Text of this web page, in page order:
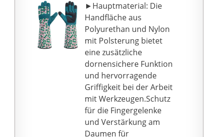
►Hauptmaterial: Die
Handfläche aus
Polyurethan und Nylon
mit Polsterung bietet
eine zusätzliche
dornensichere Funktion
und hervorragende
Griffigkeit bei der Arbeit
mit Werkzeugen.Schutz
für die Fingergelenke
und Verstärkung am
Daumen für